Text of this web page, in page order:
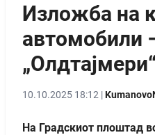
Изложба на
автомобили
10.10.2025 18:12 |
На Градскиот плоштад